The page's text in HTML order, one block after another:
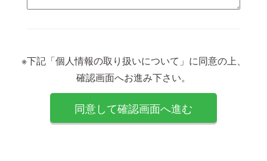
※下記「個人情報の取り扱いについて」に同意の上、
確認画面へお進み下さい。